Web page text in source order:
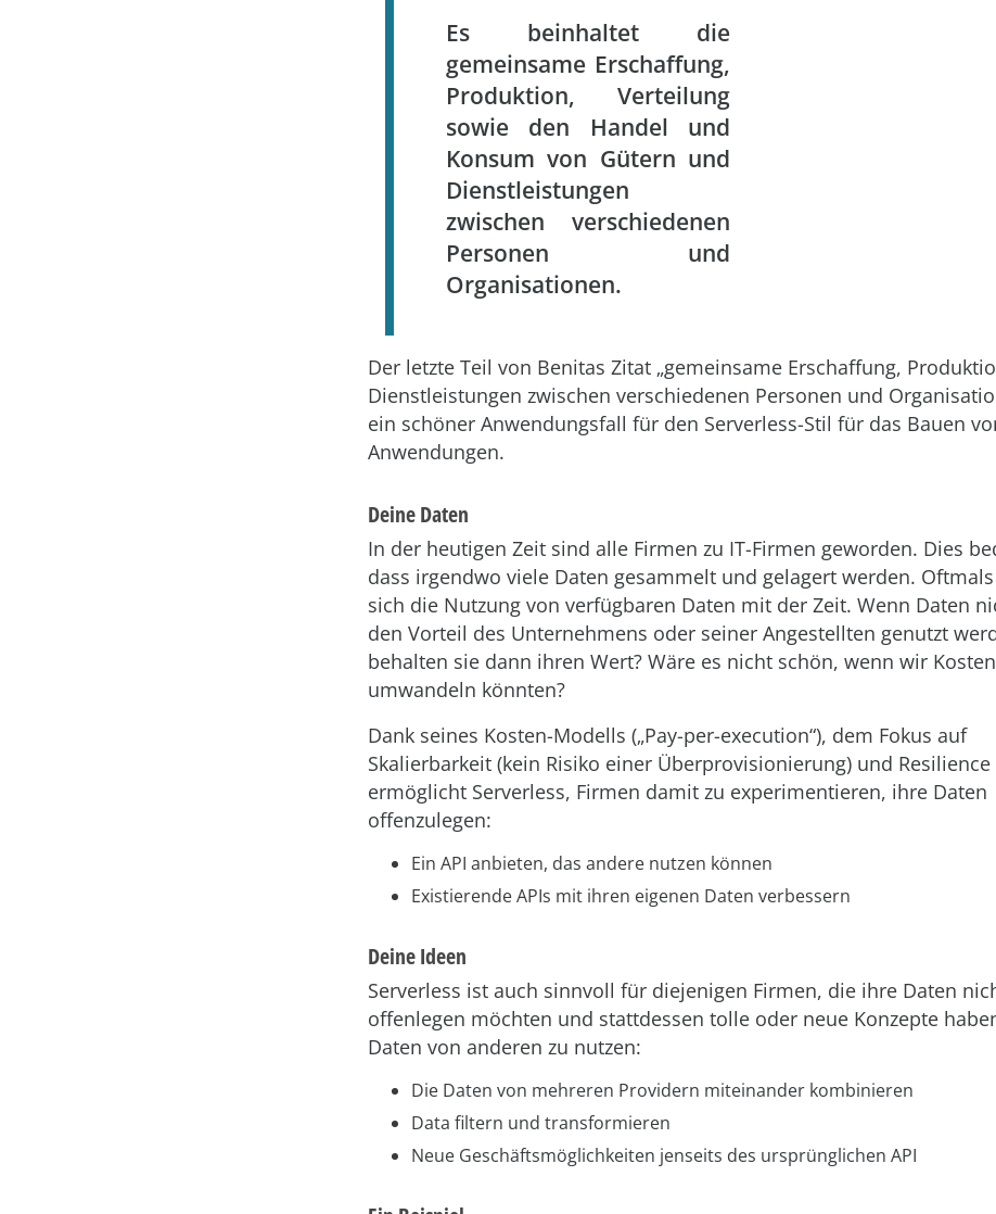
Es beinhaltet die
gemeinsame Erschaffung,
Produktion, Verteilung
sowie den Handel und
Konsum von Gütern und
Dienstleistungen
zwischen verschiedenen
Personen und
Organisationen.
Der letzte Teil von Benitas Zitat „gemeinsame Erschaffung,
Dienstleistungen zwischen verschiedenen Personen und
ein schöner Anwendungsfall für den Serverless-Stil für das Bauen
Anwendungen.
Deine Daten
In der heutigen Zeit sind alle Firmen zu IT-Firmen geworden. Dies
dass irgendwo viele Daten gesammelt und gelagert werden.
sich die Nutzung von verfügbaren Daten mit der Zeit. Wenn Daten
den Vorteil des Unternehmens oder seiner Angestellten genutzt
behalten sie dann ihren Wert? Wäre es nicht schön, wenn wir
umwandeln könnten?
Dank seines Kosten-Modells („Pay-per-execution“), dem Fokus auf
Skalierbarkeit (kein Risiko einer Überprovisionierung) und Resilience
ermöglicht Serverless, Firmen damit zu experimentieren, ihre Daten
offenzulegen:
Ein API anbieten, das andere nutzen können
Existierende APIs mit ihren eigenen Daten verbessern
Deine Ideen
Serverless ist auch sinnvoll für diejenigen Firmen, die ihre Daten
offenlegen möchten und stattdessen tolle oder neue Konzepte
Daten von anderen zu nutzen:
Die Daten von mehreren Providern miteinander kombinieren
Data filtern und transformieren
Neue Geschäftsmöglichkeiten jenseits des ursprünglichen API